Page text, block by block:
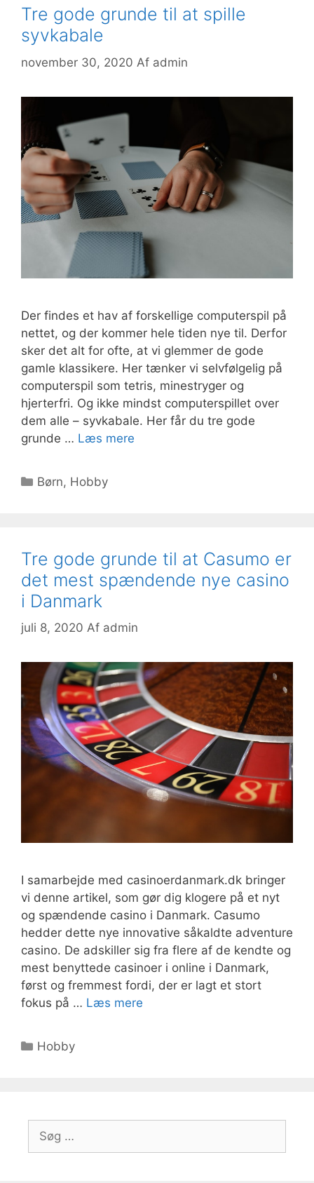
Tre gode grunde til at spille
syvkabale
november 30, 2020 Af admin
Der findes et hav af forskellige computerspil på
nettet, og der kommer hele tiden nye til. Derfor
sker det alt for ofte, at vi glemmer de gode
gamle klassikere. Her tænker vi selvfølgelig på
computerspil som tetris, minestryger og
hjerterfri. Og ikke mindst computerspillet over
dem alle – syvkabale. Her får du tre gode
grunde … Læs mere
Kategorier
Børn, Hobby
Tre gode grunde til at Casumo er
det mest spændende nye casino
i Danmark
juli 8, 2020 Af admin
I samarbejde med casinoerdanmark.dk bringer
vi denne artikel, som gør dig klogere på et nyt
og spændende casino i Danmark. Casumo
hedder dette nye innovative såkaldte adventure
casino. De adskiller sig fra flere af de kendte og
mest benyttede casinoer i online i Danmark,
først og fremmest fordi, der er lagt et stort
fokus på … Læs mere
Kategorier
Hobby
Søg
efter: